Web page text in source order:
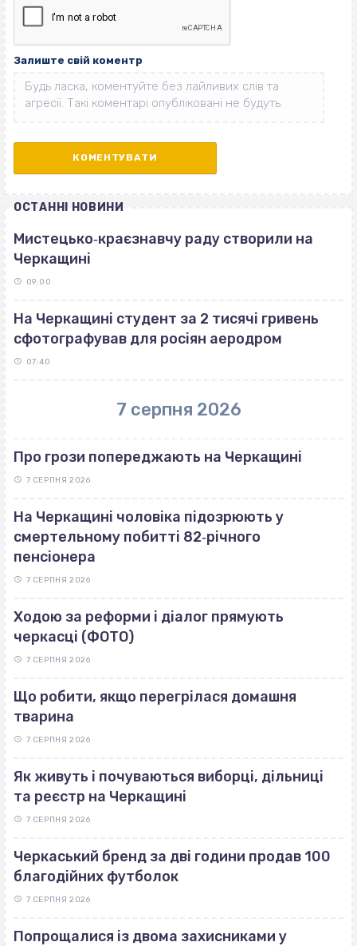
Залиште свій коментр
ОСТАННІ НОВИНИ
Мистецько‐краєзнавчу раду створили на
Черкащині
09:00
На Черкащині студент за 2 тисячі гривень
сфотографував для росіян аеродром
07:40
7 серпня 2026
Про грози попереджають на Черкащині
7 СЕРПНЯ 2026
На Черкащині чоловіка підозрюють у
смертельному побитті 82‐річного
пенсіонера
7 СЕРПНЯ 2026
Ходою за реформи і діалог прямують
черкасці (ФОТО)
7 СЕРПНЯ 2026
Що робити, якщо перегрілася домашня
тварина
7 СЕРПНЯ 2026
Як живуть і почуваються виборці, дільниці
та реєстр на Черкащині
7 СЕРПНЯ 2026
Черкаський бренд за дві години продав 100
благодійних футболок
7 СЕРПНЯ 2026
Попрощалися із двома захисниками у